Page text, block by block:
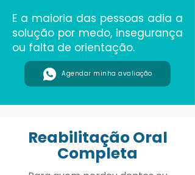
E a maioria das pessoas adia a
solução por medo, insegurança
ou falta de orientação.
Agendar minha avaliação
Reabilitação Oral
Completa